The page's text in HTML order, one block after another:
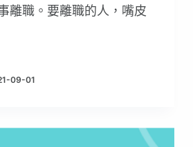
離職。要離職的人，嘴皮
09-01